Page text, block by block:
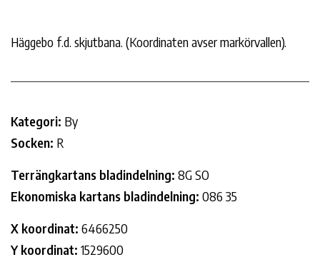
Häggebo f.d. skjutbana. (Koordinaten avser markörvallen).
Kategori: By
Socken: R
Terrängkartans bladindelning: 8G SO
Ekonomiska kartans bladindelning: 086 35
X koordinat: 6466250
Y koordinat: 1529600